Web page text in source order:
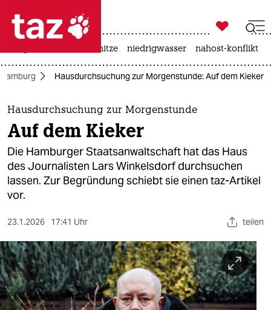
 taz zahl ich
taz zahl ich
themen
politik
öko
gesellschaft
kultur
sport
berlin
nord

taz zahl ich
hitze niedrigwasser nahost-konflikt
Hamburg Hausdurchsuchung zur Morgenstunde: Auf dem Kieker
Hausdurchsuchung zur Morgenstunde
Auf dem Kieker
Die Hamburger Staatsanwaltschaft hat das Haus
des Journalisten Lars Winkelsdorf durchsuchen
lassen. Zur Begründung schiebt sie einen taz-Artikel
vor.
23.1.2026 17:41 Uhr teilen